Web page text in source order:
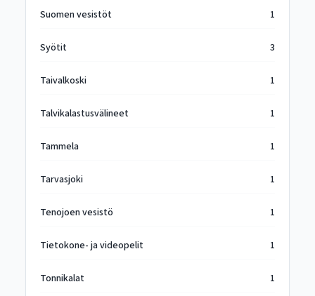
Suomen vesistöt 1
Syötit 3
Taivalkoski 1
Talvikalastusvälineet 1
Tammela 1
Tarvasjoki 1
Tenojoen vesistö 1
Tietokone- ja videopelit 1
Tonnikalat 1